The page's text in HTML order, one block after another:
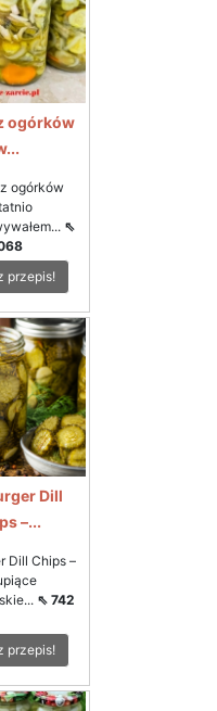
ogórków
ogórków
⇖
przepis!
Dill
–...
Dill Chips –
⇖ 742
przepis!